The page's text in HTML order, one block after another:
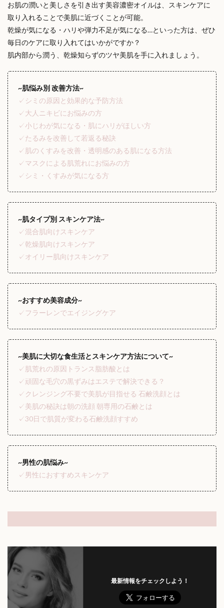
お肌の潤いと美しさを引き出す美容濃密オイルは、スキンケアに
取り入れることで美肌に近づくことが可能。
乾燥が気になる・ハリや弾力不足が気になる…といった方は、ぜひ
毎日のケアに取り入れてはいかがですか？
肌内部から潤う、乾燥知らずのツヤ美肌を手に入れましょう。
~肌悩み別改善方法~
✓シミの原因と効果的な予防方法
✓大人ニキビにお悩みの方
✓小じわが気になる・肌にハリがほしい方
✓たるみを改善して若返る秘訣
✓肌のくすみを改善・透明感のある肌になる方法
✓マスクによる肌荒れにお悩みの方
✓シミ・くすみが気になる方
~肌タイプ別 スキンケア法~
✓混合肌向けスキンケア
✓乾燥肌向けスキンケア
✓オイリー肌向けスキンケア
~おすすめ美容成分~
✓フラーレンでエイジングケア
~美肌に大切な食生活とスキンケア方法について~
✓肌荒れの原因トランス脂肪酸とは
✓頑固な毛穴の黒ずみはエステで解決できる？
✓クレンジング不要で美肌が目指せる 石鹸洗顔とは
✓美肌の秘訣は朝の洗顔 朝専用の石鹸とは
✓30日で肌質が変わる石鹸洗顔すすめ
~男性の肌悩み~
✓男性におすすめスキンケア
最新情報をチェックしよう！